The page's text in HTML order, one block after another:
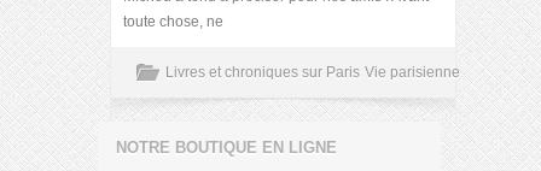
toute chose, ne
Livres et chroniques sur Paris Vie parisienne
NOTRE BOUTIQUE EN LIGNE